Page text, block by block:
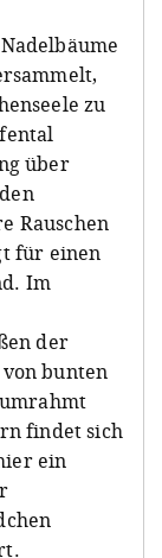
zu
über
Rauschen
für einen
Im
der
bunten
findet sich
ein